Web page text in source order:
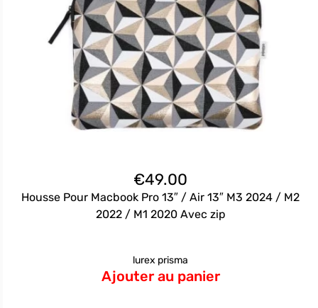
€49.00
Housse Pour Macbook Pro 13″ / Air 13″ M3 2024 / M2
2022 / M1 2020 Avec zip
lurex prisma
Ajouter au panier